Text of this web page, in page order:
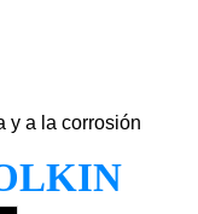
y a la corrosión